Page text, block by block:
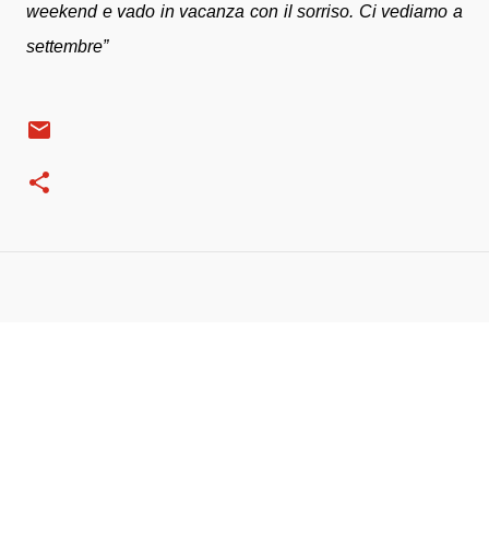
weekend e vado in vacanza con il sorriso. Ci vediamo a
settembre”